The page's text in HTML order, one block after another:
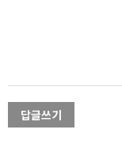
답글쓰기